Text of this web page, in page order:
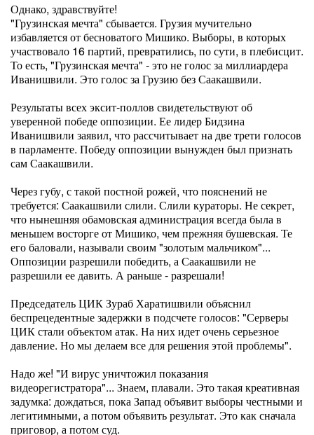
Однако, здравствуйте!
"Грузинская мечта" сбывается. Грузия мучительно
избавляется от бесноватого Мишико. Выборы, в которых
участвовало 16 партий, превратились, по сути, в плебисцит.
То есть, "Грузинская мечта" - это не голос за миллиардера
Иванишвили. Это голос за Грузию без Саакашвили.
Результаты всех эксит-поллов свидетельствуют об
уверенной победе оппозиции. Ее лидер Бидзина
Иванишвили заявил, что рассчитывает на две трети голосов
в парламенте. Победу оппозиции вынужден был признать
сам Саакашвили.
Через губу, с такой постной рожей, что пояснений не
требуется: Саакашвили слили. Слили кураторы. Не секрет,
что нынешняя обамовская администрация всегда была в
меньшем восторге от Мишико, чем прежняя бушевская. Те
его баловали, называли своим "золотым мальчиком"...
Оппозиции разрешили победить, а Саакашвили не
разрешили ее давить. А раньше - разрешали!
Председатель ЦИК Зураб Харатишвили объяснил
беспрецедентные задержки в подсчете голосов: "Серверы
ЦИК стали объектом атак. На них идет очень серьезное
давление. Но мы делаем все для решения этой проблемы".
Надо же! "И вирус уничтожил показания
видеорегистратора"... Знаем, плавали. Это такая креативная
задумка: дождаться, пока Запад объявит выборы честными и
легитимными, а потом объявить результат. Это как сначала
приговор, а потом суд.